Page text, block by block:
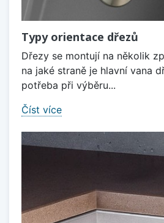
Typy orientace dřezů
Dřezy se montují na několik
na jaké straně je hlavní vana
potřeba při výběru...
Číst více